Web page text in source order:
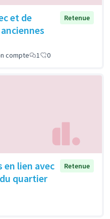
et de
Retenue
compte 1 0
lien avec
quartier
Retenue